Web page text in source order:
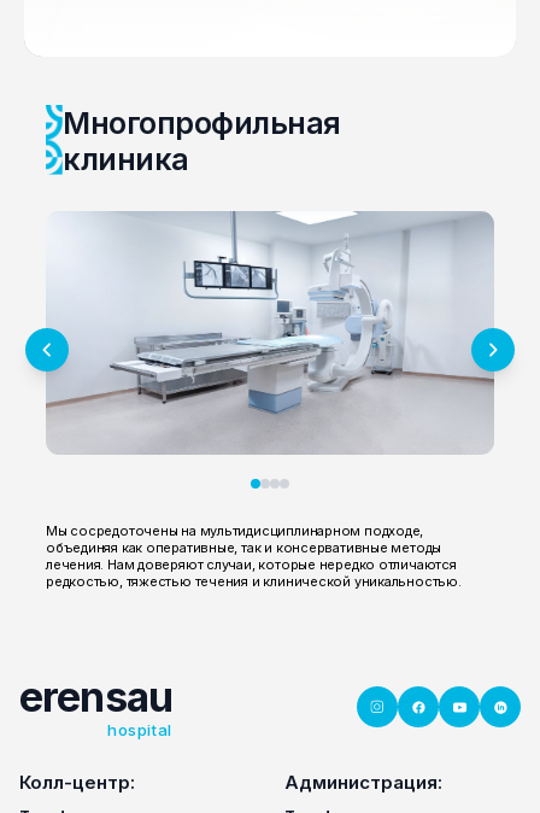
Многопрофильная
клиника
Мы сосредоточены на мультидисциплинарном подходе,
объединяя как оперативные, так и консервативные методы
лечения. Нам доверяют случаи, которые нередко отличаются
редкостью, тяжестью течения и клинической уникальностью.
erensau
hospital
Колл-центр: Администрация: